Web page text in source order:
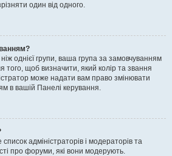
один від одного.
однієї групи, ваша група за замовчуванням
того, щоб визначити, який колір та звання
може надати вам право змінювати
в вашій Панелі керування.
адміністраторів і модераторів та
про форуми, які вони модерують.